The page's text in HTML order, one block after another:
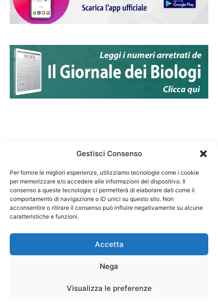
Gestisci Consenso
Per fornire le migliori esperienze, utilizziamo tecnologie come i cookie
per memorizzare e/o accedere alle informazioni del dispositivo. Il
consenso a queste tecnologie ci permetterà di elaborare dati come il
comportamento di navigazione o ID unici su questo sito. Non
acconsentire o ritirare il consenso può influire negativamente su alcune
caratteristiche e funzioni.
Accetta
Nega
Visualizza le preferenze
Federazione Nazionale Degli Ordini dei Biologi:
codice fiscale 80069130583
Responsabile sito internet www.fnob.it:
Privacy Policy Cookie Policy